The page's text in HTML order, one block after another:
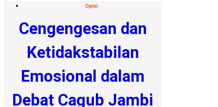
Opini
Cengengesan dan
Ketidakstabilan
Emosional dalam
Debat Cagub Jambi